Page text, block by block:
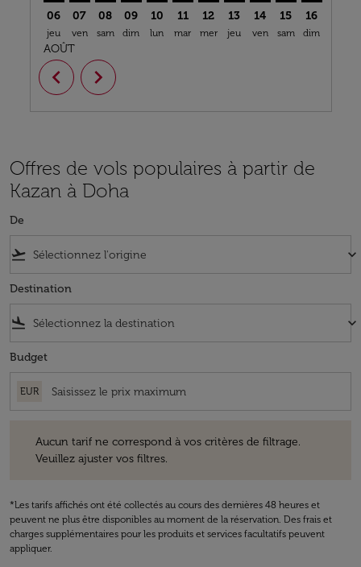
06
jeu
AOÛT
07
ven
08
sam
09
dim
10
lun
11
mar
12
mer
13
jeu
14
ven
15
sam
16
dim
chevron_left chevron_right
Offres de vols populaires à partir de
Kazan à Doha
De
flight_takeoff keyboard_arrow_down
Destination
flight_land keyboard_arrow_down
Budget
EUR
Aucun tarif ne correspond à vos critères de filtrage.
Veuillez ajuster vos filtres.
*Les tarifs affichés ont été collectés au cours des dernières 48 heures et
peuvent ne plus être disponibles au moment de la réservation. Des frais et
charges supplémentaires pour les produits et services facultatifs peuvent
appliquer.